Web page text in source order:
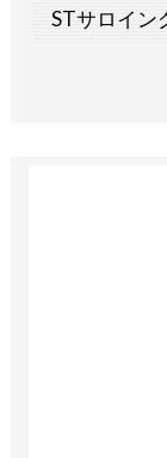
STサロイ